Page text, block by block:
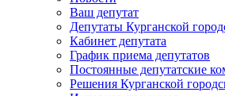
Ваш депутат
Депутаты Курганской
Кабинет депутата
График приема депутатов
Постоянные депутатские
Решения Курганской